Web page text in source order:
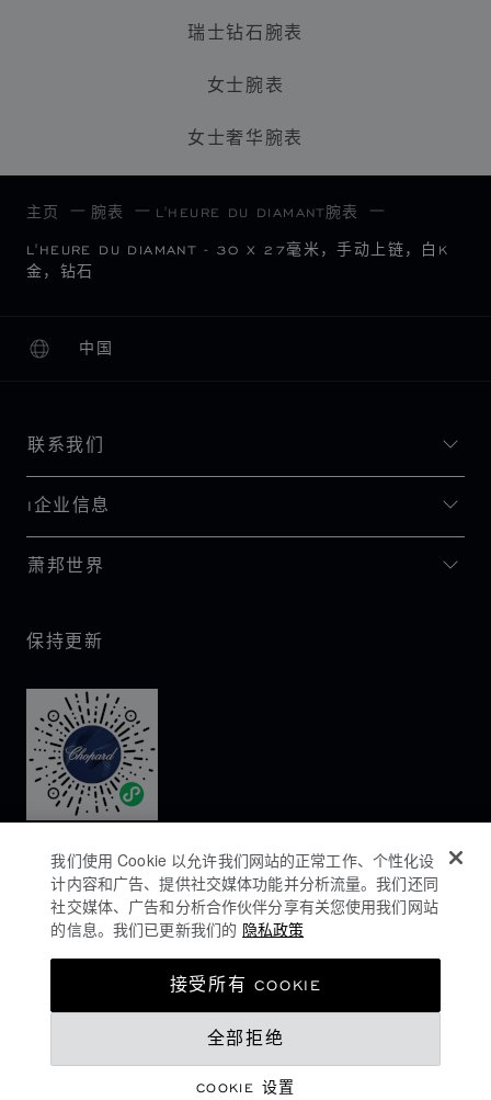
瑞士钻石腕表
女士腕表
女士奢华腕表
主页 腕表 L'HEURE DU DIAMANT腕表
L'HEURE DU DIAMANT - 30 X 27毫米，手动上链，白K
金，钻石
中国
本地化（更改国家/地区）
更改国家/地区
联系我们
I企业信息
萧邦世界
保持更新
COOKIES政策
我们使用 Cookie 以允许我们网站的正常工作、个性化设
计内容和广告、提供社交媒体功能并分析流量。我们还同
社交媒体、广告和分析合作伙伴分享有关您使用我们网站
的信息。我们已更新我们的 隐私政策
COOKIE 设置
全部拒绝
接受所有 COOKIE